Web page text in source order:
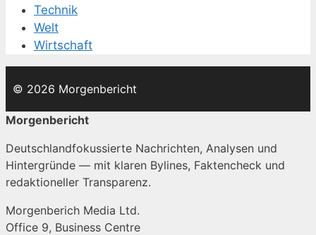
Technik
Welt
Wirtschaft
© 2026 Morgenbericht
Morgenbericht
Deutschlandfokussierte Nachrichten, Analysen und
Hintergründe — mit klaren Bylines, Faktencheck und
redaktioneller Transparenz.
Morgenberich Media Ltd.
Office 9, Business Centre